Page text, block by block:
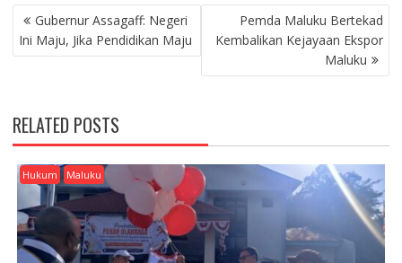
P
O
S
A
V
I
G
A
T
O
Gubernur Assagaff: Negeri
Ini Maju, Jika Pendidikan Maju
Pemda Maluku Bertekad
Kembalikan Kejayaan Ekspor
Maluku
RELATED POSTS
Hukum Maluku